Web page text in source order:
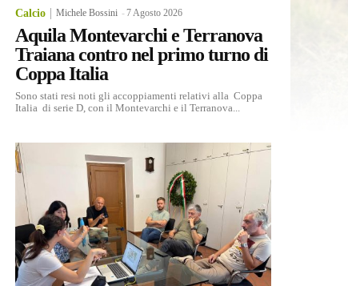
Calcio Michele Bossini -7 Agosto 2026
Aquila Montevarchi e Terranova
Traiana contro nel primo turno di
Coppa Italia
Sono stati resi noti gli accoppiamenti relativi alla Coppa
Italia di serie D, con il Montevarchi e il Terranova...